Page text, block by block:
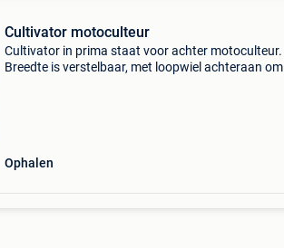
Cultivator motoculteur
Cultivator in prima staat voor achter motoculteur.
Breedte is verstelbaar, met loopwiel achteraan om
Ophalen